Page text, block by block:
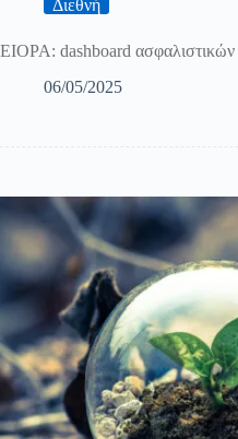
Διεθνή
EIOPA: dashboard
06/05/2025